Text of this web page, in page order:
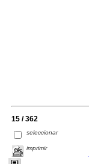
15 / 362
seleccionar
imprimir